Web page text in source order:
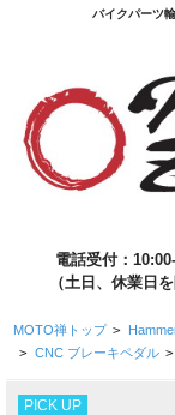
バイクパーツ
電話受付：
（土日、休業日を
MOTO禅トップ >
> CNC ブレーキペダル >
PICK UP